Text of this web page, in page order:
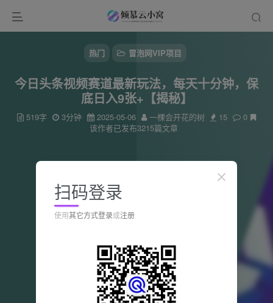
热门 冒泡网VIP项目
今日头条视频赛道最新玩法，每天十分钟，保
底日入9张+【揭秘】
519字 3分钟 2025-05-06 一棵会开花的树 15
0
该作者已发布3215篇文章
扫码登录
使用其它方式登录或注册